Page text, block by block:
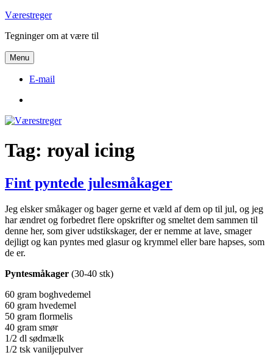
Videre
indhold
Værestreger
Tegninger om at være til
Menu
E-mail
Tag: royal icing
Fint pyntede julesmåkager
Jeg elsker småkager og bager gerne et væld af dem op til jul, og jeg
har ændret og forbedret flere opskrifter og smeltet dem sammen til
denne her, som giver udstikskager, der er nemme at lave, smager
dejligt og kan pyntes med glasur og krymmel eller bare hapses, som
de er.
Pyntesmåkager (30-40 stk)
60 gram boghvedemel
60 gram hvedemel
50 gram flormelis
40 gram smør
1/2 dl sødmælk
1/2 tsk vaniljepulver